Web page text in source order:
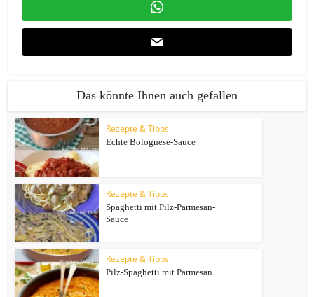
Das könnte Ihnen auch gefallen
Rezepte & Tipps
Echte Bolognese-Sauce
Rezepte & Tipps
Spaghetti mit Pilz-Parmesan-
Sauce
Rezepte & Tipps
Pilz-Spaghetti mit Parmesan